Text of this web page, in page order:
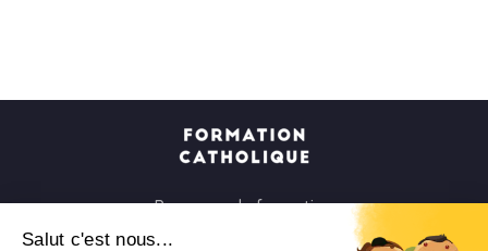
Salut c'est nous...
Parcours de formation